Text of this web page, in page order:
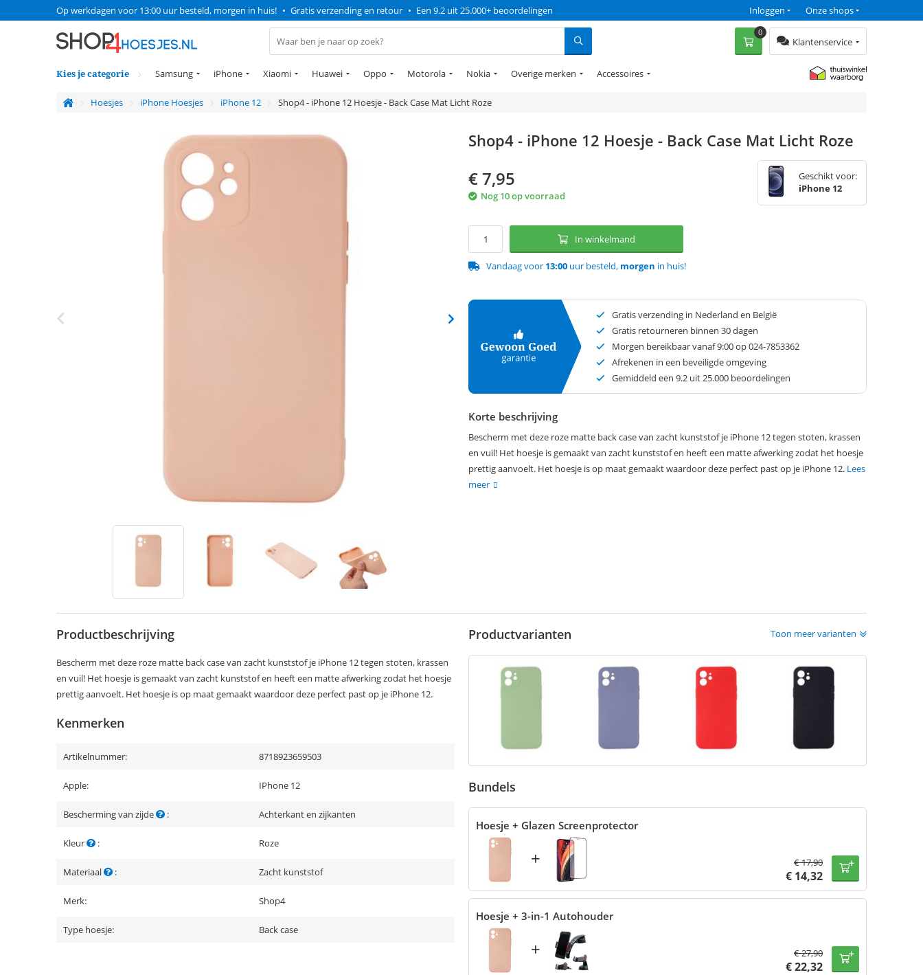
Op werkdagen voor 13:00 uur besteld, morgen in huis! • Gratis verzending en retour • Een 9.2 uit 25.000+ beoordelingen Onze shops
Inloggen
Klantenservice
0
Kies je categorie Samsung iPhone Xiaomi Huawei Oppo Motorola Nokia Overige merken Accessoires
Hoesjes iPhone Hoesjes iPhone 12 Shop4 - iPhone 12 Hoesje - Back Case Mat Licht Roze
Shop4 - iPhone 12 Hoesje - Back Case Mat Licht Roze
€7,95
Nog 10 op voorraad
Geschikt voor:
iPhone 12
In winkelmand
Vandaag voor 13:00 uur besteld, morgen in huis!
Gratis verzending in Nederland en België
Gratis retourneren binnen 30 dagen
Morgen bereikbaar vanaf 9:00 op 024-7853362
Afrekenen in een beveiligde omgeving
Gemiddeld een 9.2 uit 25.000 beoordelingen
Korte beschrijving
Bescherm met deze roze matte back case van zacht kunststof je iPhone 12 tegen stoten, krassen
en vuil! Het hoesje is gemaakt van zacht kunststof en heeft een matte afwerking zodat het hoesje
prettig aanvoelt. Het hoesje is op maat gemaakt waardoor deze perfect past op je iPhone 12. Lees
meer
Productbeschrijving
Bescherm met deze roze matte back case van zacht kunststof je iPhone 12 tegen stoten, krassen
en vuil! Het hoesje is gemaakt van zacht kunststof en heeft een matte afwerking zodat het hoesje
prettig aanvoelt. Het hoesje is op maat gemaakt waardoor deze perfect past op je iPhone 12.
Kenmerken
Artikelnummer: 8718923659503
Apple: IPhone 12
Bescherming van zijde : Achterkant en zijkanten
Kleur : Roze
Materiaal : Zacht kunststof
Merk: Shop4
Type hoesje: Back case
Productvarianten Toon meer varianten
Bundels
Hoesje + Glazen Screenprotector
+ €17,90
€ 14,32
Hoesje + 3-in-1 Autohouder
+ €27,90
€22,32